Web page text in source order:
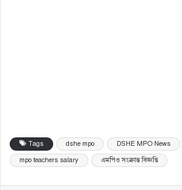
Tags dshe mpo DSHE MPO News
mpo teachers salary এমপিও সংক্রান্ত বিজ্ঞপ্তি